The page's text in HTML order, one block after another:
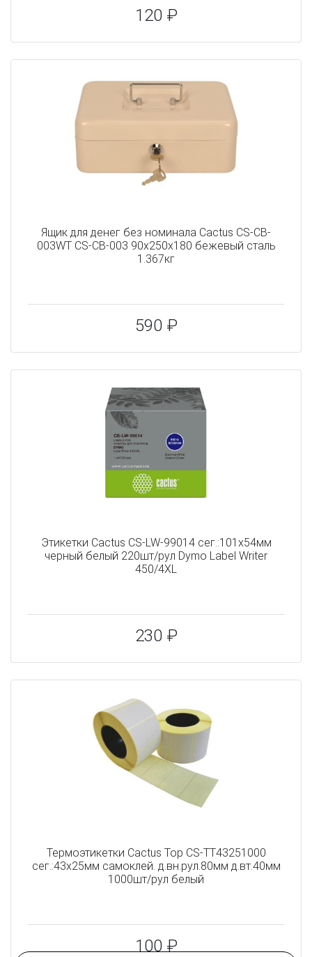
120 ₽
Ящик для денег без номинала Cactus CS-CB-
003WT CS-CB-003 90x250x180 бежевый сталь
1.367кг
590 ₽
Этикетки Cactus CS-LW-99014 сег.:101x54мм
черный белый 220шт/рул Dymo Label Writer
450/4XL
230 ₽
Термоэтикетки Cactus Top CS-TT43251000
сег.:43x25мм самоклей. д.вн.рул.80мм д.вт.40мм
1000шт/рул белый
100 ₽